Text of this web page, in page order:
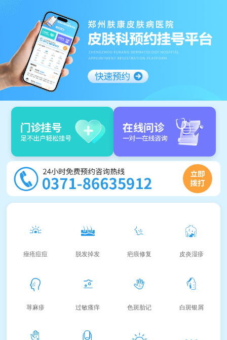
痤疮痘痘 脱发掉发 疤痕修复 皮炎湿疹
荨麻疹 过敏瘙痒 色斑胎记 白斑银屑